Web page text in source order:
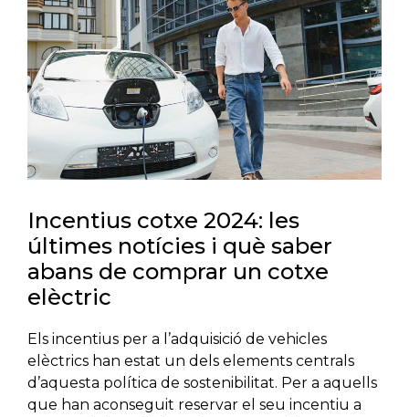
Incentius cotxe 2024: les
últimes notícies i què saber
abans de comprar un cotxe
elèctric
Els incentius per a l’adquisició de vehicles
elèctrics han estat un dels elements centrals
d’aquesta política de sostenibilitat. Per a aquells
que han aconseguit reservar el seu incentiu a